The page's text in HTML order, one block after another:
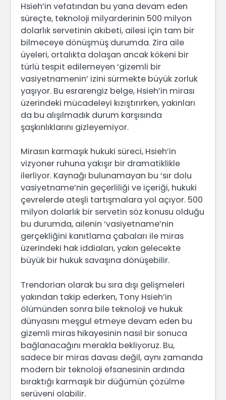
Hsieh’in vefatından bu yana devam eden
süreçte, teknoloji milyarderinin 500 milyon
dolarlık servetinin akıbeti, ailesi için tam bir
bilmeceye dönüşmüş durumda. Zira aile
üyeleri, ortalıkta dolaşan ancak kökeni bir
türlü tespit edilemeyen ‘gizemli bir
vasiyetnamenin’ izini sürmekte büyük zorluk
yaşıyor. Bu esrarengiz belge, Hsieh’in mirası
üzerindeki mücadeleyi kızıştırırken, yakınları
da bu alışılmadık durum karşısında
şaşkınlıklarını gizleyemiyor.
Mirasın karmaşık hukuki süreci, Hsieh’in
vizyoner ruhuna yakışır bir dramatiklikle
ilerliyor. Kaynağı bulunamayan bu ‘sır dolu
vasiyetname’nin geçerliliği ve içeriği, hukuki
çevrelerde ateşli tartışmalara yol açıyor. 500
milyon dolarlık bir servetin söz konusu olduğu
bu durumda, ailenin ‘vasiyetname’nin
gerçekliğini kanıtlama çabaları ile miras
üzerindeki hak iddiaları, yakın gelecekte
büyük bir hukuk savaşına dönüşebilir.
Trendorian olarak bu sıra dışı gelişmeleri
yakından takip ederken, Tony Hsieh’in
ölümünden sonra bile teknoloji ve hukuk
dünyasını meşgul etmeye devam eden bu
gizemli miras hikayesinin nasıl bir sonuca
bağlanacağını merakla bekliyoruz. Bu,
sadece bir miras davası değil, aynı zamanda
modern bir teknoloji efsanesinin ardında
bıraktığı karmaşık bir düğümün çözülme
serüveni olabilir.